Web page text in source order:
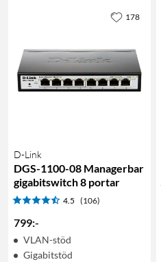
D-Link
DGS-1100-08 Managerbar
gigabitswitch 8 portar
4.5 (106)
799:-
VLAN-stöd
Gigabitstöd
178